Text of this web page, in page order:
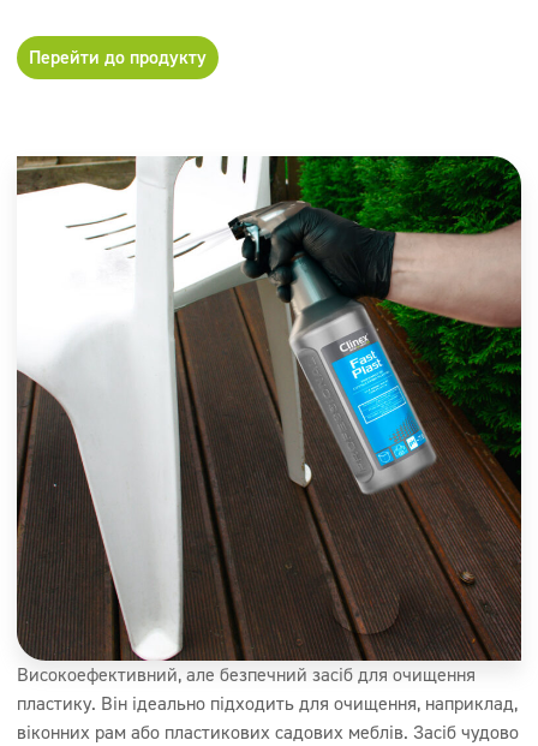
Перейти до продукту
Високоефективний, але безпечний засіб для очищення
пластику. Він ідеально підходить для очищення, наприклад,
віконних рам або пластикових садових меблів. Засіб чудово